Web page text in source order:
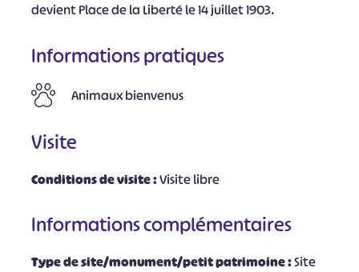
devient Place de la Liberté le 14 juillet 1903.
Informations pratiques
Animaux bienvenus
Visite
Conditions de visite :Visite libre
Informations complémentaires
Type de site/monument/petit patrimoine :Site